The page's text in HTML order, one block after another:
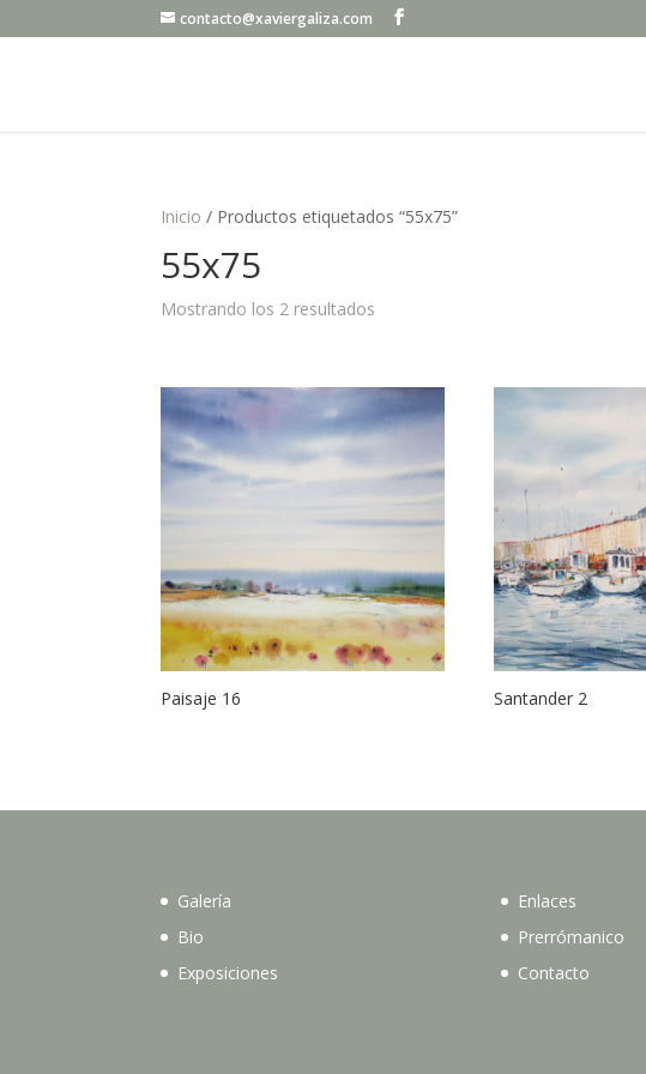
contacto@xaviergaliza.com
Inicio / Productos etiquetados “55x75”
55x75
Mostrando los 2 resultados
Paisaje 16 Santander 2
Galería
Bio
Exposiciones
Enlaces
Prerrómanico
Contacto